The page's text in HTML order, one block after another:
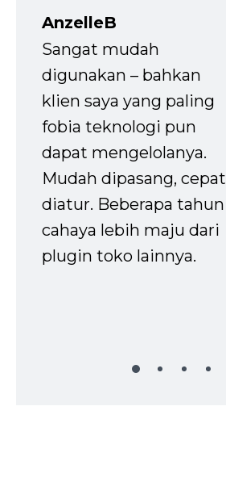
AnzelleB
Sangat mudah
digunakan – bahkan
klien saya yang paling
fobia teknologi pun
dapat mengelolanya.
Mudah dipasang, cepat
diatur. Beberapa tahun
cahaya lebih maju dari
plugin toko lainnya.